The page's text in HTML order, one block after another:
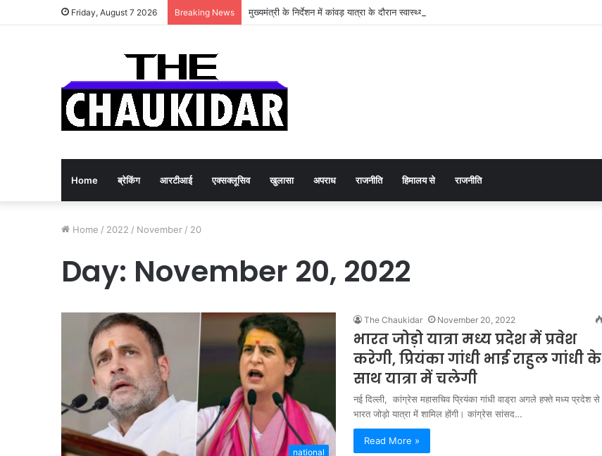
Friday, August 7 2026 Breaking News मुख्यमंत्री के निर्देशन में कांवड़ यात्रा के दौरान स्वास्थ्य व्यवस्थाओं पर जिला प्रशासन पूरी तरह सतर्क
Home ब्रेकिंग आरटीआई एक्सक्लूसिव खुलासा अपराध राजनीति हिमालय से राजनीति
Home / 2022 / November / 20
Day: November 20, 2022
national
The Chaukidar November 20, 2022
भारत जोड़ो यात्रा मध्य प्रदेश में प्रवेश
करेगी, प्रियंका गांधी भाई राहुल गांधी के
साथ यात्रा में चलेगी
नई दिल्ली, कांग्रेस महासचिव प्रियंका गांधी वाड्रा अगले हफ्ते मध्य प्रदेश से
भारत जोड़ो यात्रा में शामिल होंगी। कांग्रेस सांसद…
Read More »